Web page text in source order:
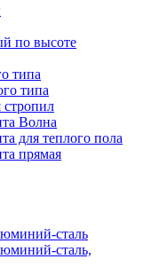
по высоте
типа
типа
стропил
Волна
для теплого пола
прямая
сталь
сталь,